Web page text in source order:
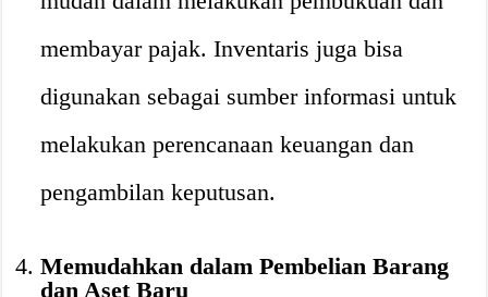
membayar pajak. Inventaris juga bisa
digunakan sebagai sumber informasi untuk
melakukan perencanaan keuangan dan
pengambilan keputusan.
Memudahkan dalam Pembelian Barang
dan Aset Baru